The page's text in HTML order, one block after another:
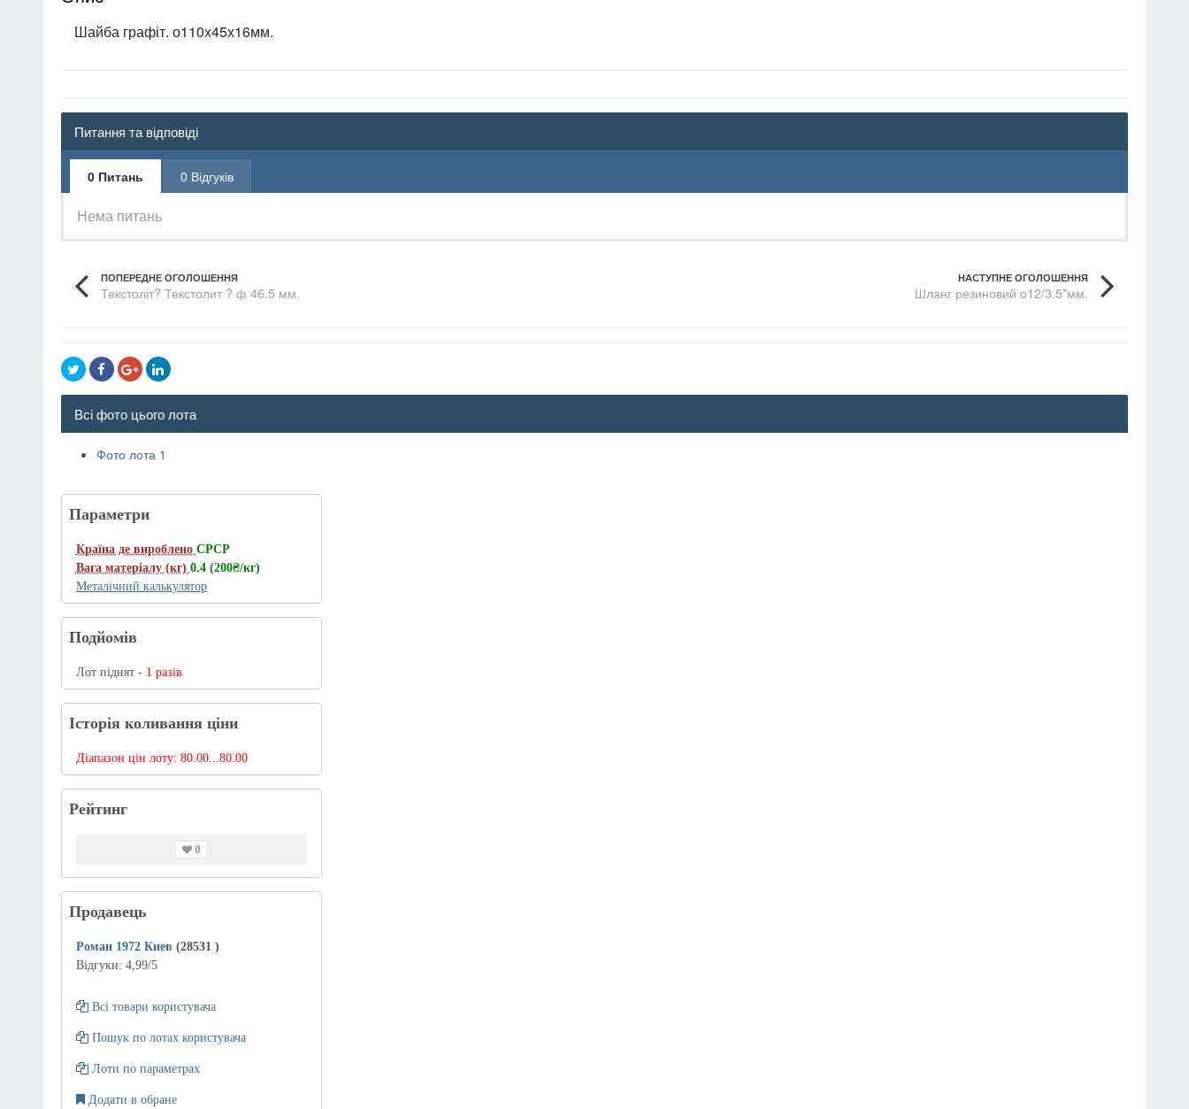
Шайба графіт. о110х45х16мм.
Питання та відповіді
0 Питань 0 Відгуків
Нема питань
ПОПЕРЕДНЕ ОГОЛОШЕННЯ
Текстоліт? Текстолит ? ф 46.5 мм.
НАСТУПНЕ ОГОЛОШЕННЯ
Шланг резиновий о12/3.5*мм.
Всі фото цього лота
Фото лота 1
Параметри
Країна де вироблено СРСР
Вага матеріалу (кг) 0.4 (200₴/кг)
Металічний калькулятор
Подйомів
Лот піднят - 1 разів
Історія коливання ціни
Діапазон цін лоту: 80.00...80.00
Рейтинг
0
Продавець
Роман 1972 Киев (28531 )
Відгуки: 4,99/5
Всі товари користувача
Пошук по лотах користувача
Лоти по параметрах
Додати в обране